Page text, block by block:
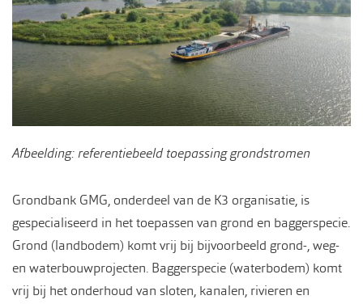
Afbeelding: referentiebeeld toepassing grondstromen
Grondbank GMG, onderdeel van de K3 organisatie, is
gespecialiseerd in het toepassen van grond en baggerspecie.
Grond (landbodem) komt vrij bij bijvoorbeeld grond-, weg-
en waterbouwprojecten. Baggerspecie (waterbodem) komt
vrij bij het onderhoud van sloten, kanalen, rivieren en